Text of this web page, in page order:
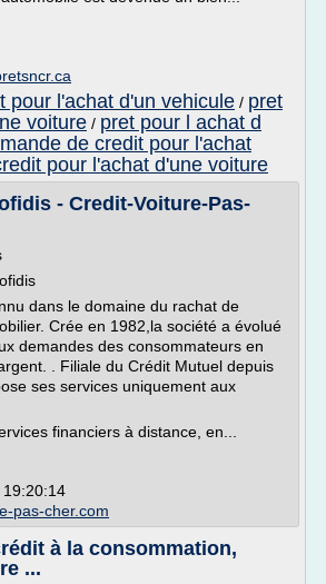
pour l'achat d'un vehicule / pret
voiture / pret pour l achat d
de credit pour l'achat
pour l'achat d'une voiture
- Credit-Voiture-Pas-
dans le domaine du rachat de
Crée en 1982,la société a évolué
demandes des consommateurs en
. Filiale du Crédit Mutuel depuis
ses services uniquement aux
financiers à distance, en...
pas-cher.com
à la consommation,
...